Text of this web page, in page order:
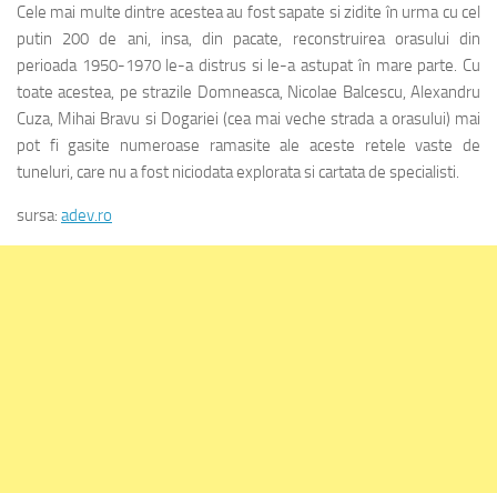
Cele mai multe dintre acestea au fost sapate si zidite în urma cu cel
putin 200 de ani, insa, din pacate, reconstruirea orasului din
perioada 1950-1970 le-a distrus si le-a astupat în mare parte. Cu
toate acestea, pe strazile Domneasca, Nicolae Balcescu, Alexandru
Cuza, Mihai Bravu si Dogariei (cea mai veche strada a orasului) mai
pot fi gasite numeroase ramasite ale aceste retele vaste de
tuneluri, care nu a fost niciodata explorata si cartata de specialisti.
sursa: adev.ro